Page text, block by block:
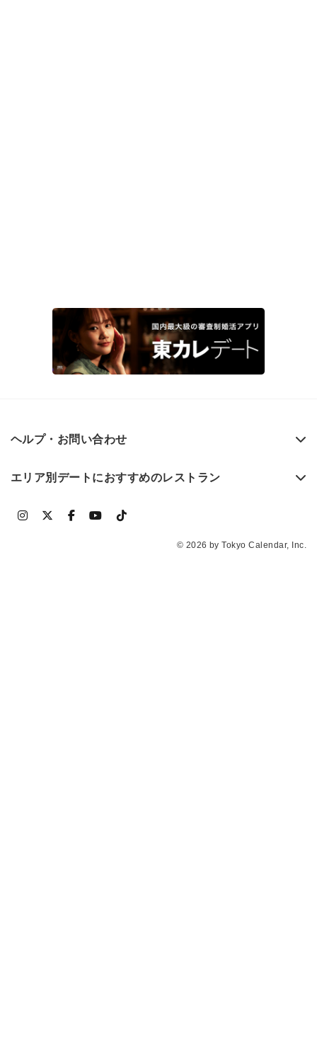
ヘルプ・お問い合わせ
エリア別デートにおすすめのレストラン
© 2026 by Tokyo Calendar, Inc.